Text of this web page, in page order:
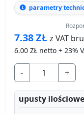
parametry
7.38ZŁ z VAT
6.00 ZŁ netto + 23%
- +
upusty